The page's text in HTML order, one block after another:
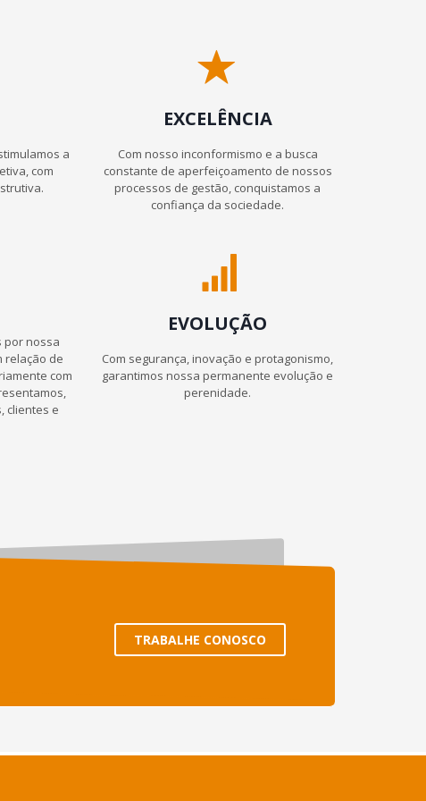
a
com
por nossa
relação de
com
clientes e
EXCELÊNCIA
Com nosso inconformismo e a busca
constante de aperfeiçoamento de nossos
processos de gestão, conquistamos a
confiança da sociedade.
EVOLUÇÃO
Com segurança, inovação e protagonismo,
garantimos nossa permanente evolução e
perenidade.
TRABALHE CONOSCO